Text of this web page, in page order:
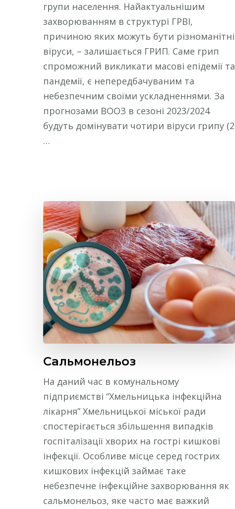
групи населення. Найактуальнішим
захворюванням в структурі ГРВІ,
причиною яких можуть бути різноманітні
віруси, – залишається ГРИП. Саме грип
спроможний викликати масові епідемії та
пандемії, є непередбачуваним та
небезпечним своїми ускладненнями. За
прогнозами ВООЗ в сезоні 2023/2024
будуть домінувати чотири віруси грипу (2
…
Сальмонельоз
На даний час в комунальному
підприємстві “Хмельницька інфекційна
лікарня” Хмельницької міської ради
спостерігається збільшення випадків
госпіталізації хворих на гострі кишкові
інфекції. Особливе місце серед гострих
кишкових інфекцій займає таке
небезпечне інфекційне захворювання як
сальмонельоз, яке часто має важкий